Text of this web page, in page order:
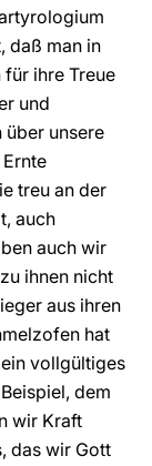
daß man in
ihre Treue
und
über unsere
treu an der
auch
auch wir
ihnen nicht
aus ihren
hat
vollgültiges
dem
wir Kraft
das wir Gott